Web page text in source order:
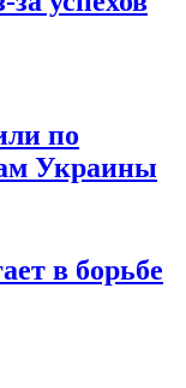
по
Украины
в борьбе